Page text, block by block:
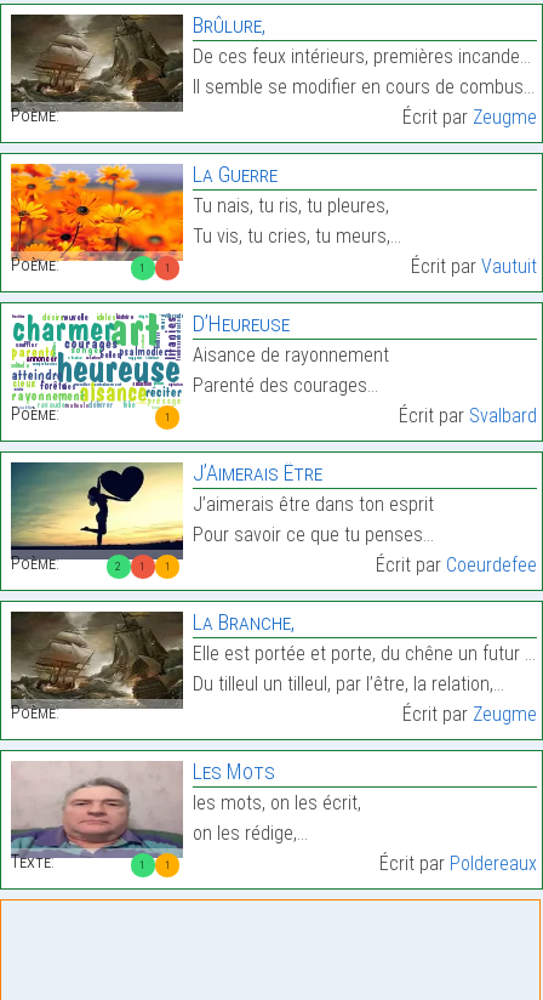
Poème:
Brûlure,
De ces feux intérieurs, premières incandescences,
Il semble se modifier en cours de combustion…
Écrit par Zeugme
1 1
Poème:
La Guerre
Tu nais, tu ris, tu pleures,
Tu vis, tu cries, tu meurs,…
Écrit par Vautuit
1
Poème:
D’Heureuse
Aisance de rayonnement
Parenté des courages…
Écrit par Svalbard
2 1 1
Poème:
J’Aimerais Être
J’aimerais être dans ton esprit
Pour savoir ce que tu penses…
Écrit par Coeurdefee
Poème:
La Branche,
Elle est portée et porte, du chêne un futur chêne,
Du tilleul un tilleul, par l’être, la relation,…
Écrit par Zeugme
1 1
Texte:
Les Mots
les mots, on les écrit,
on les rédige,…
Écrit par Poldereaux